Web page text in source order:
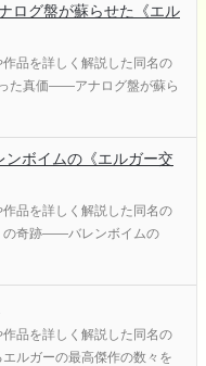
ログ盤が蘇らせた《エル
品を詳しく解説した同名の
た真価――アナログ盤が蘇ら
ボイムの《エルガー交
品を詳しく解説した同名の
の奇跡――バレンボイムの
品を詳しく解説した同名の
ルガーの最高傑作の数々を